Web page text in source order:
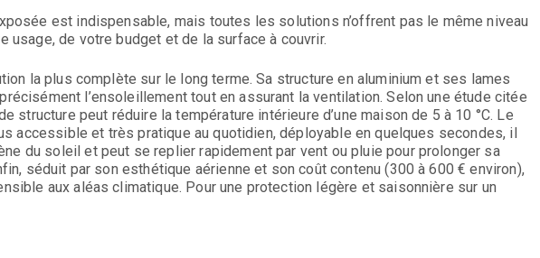
est indispensable, mais toutes les solutions n’offrent pas le même niveau
usage, de votre budget et de la surface à couvrir.
la plus complète sur le long terme. Sa structure en aluminium et ses lames
l’ensoleillement tout en assurant la ventilation. Selon une étude citée
structure peut réduire la température intérieure d’une maison de 5 à 10 °C. Le
accessible et très pratique au quotidien, déployable en quelques secondes, il
du soleil et peut se replier rapidement par vent ou pluie pour prolonger sa
séduit par son esthétique aérienne et son coût contenu (300 à 600 € environ),
aux aléas climatique. Pour une protection légère et saisonnière sur un